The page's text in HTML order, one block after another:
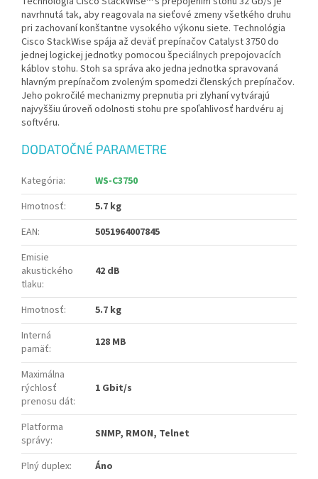
navrhnutá tak, aby reagovala na sieťové zmeny všetkého druhu
pri zachovaní konštantne vysokého výkonu siete. Technológia
Cisco StackWise spája až deväť prepínačov Catalyst 3750 do
jednej logickej jednotky pomocou špeciálnych prepojovacích
káblov stohu. Stoh sa správa ako jedna jednotka spravovaná
hlavným prepínačom zvoleným spomedzi členských prepínačov.
Jeho pokročilé mechanizmy prepnutia pri zlyhaní vytvárajú
najvyššiu úroveň odolnosti stohu pre spoľahlivosť hardvéru aj
softvéru.
DODATOČNÉ PARAMETRE
Kategória:
WS-C3750
Hmotnosť:
5.7 kg
EAN:
5051964007845
Emisie
akustického
tlaku:
42 dB
Hmotnosť:
5.7 kg
Interná
pamäť: 128 MB
Maximálna
rýchlosť
prenosu dát:
1 Gbit/s
Platforma
správy: SNMP, RMON, Telnet
Plný duplex:
Áno